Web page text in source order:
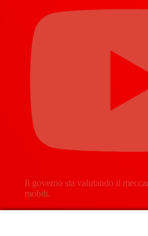
Il governo sta valutando il
mobili.